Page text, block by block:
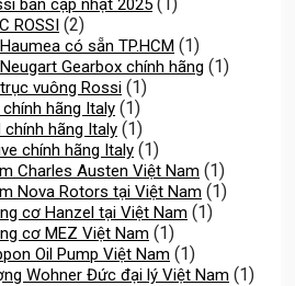
bản cập nhật 2025
ROSSI (2)
có sẵn TP.HCM (1)
Gearbox chính hãng (1)
vuông Rossi (1)
hãng Italy (1)
hãng Italy (1)
chính hãng Italy (1)
Charles Austen Việt Nam (1)
Nova Rotors tại Việt Nam (1)
cơ Hanzel tại Việt Nam (1)
cơ MEZ Việt Nam (1)
Oil Pump Việt Nam (1)
Wohner Đức đại lý Việt Nam (1)